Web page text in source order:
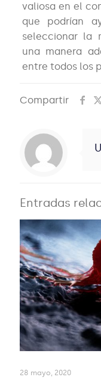
valiosa en el
que podrían
seleccionar la
una manera
entre todos los
Compartir
Entradas
28 mayo, 2020